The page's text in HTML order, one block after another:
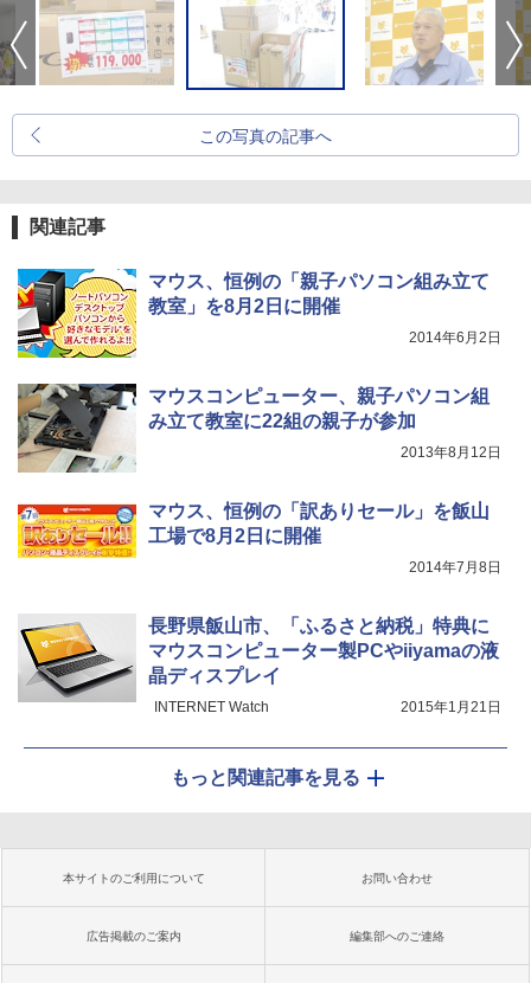
この写真の記事へ
関連記事
マウス、恒例の「親子パソコン組み立て
教室」を8月2日に開催
2014年6月2日
マウスコンピューター、親子パソコン組
み立て教室に22組の親子が参加
2013年8月12日
マウス、恒例の「訳ありセール」を飯山
工場で8月2日に開催
2014年7月8日
長野県飯山市、「ふるさと納税」特典に
マウスコンピューター製PCやiiyamaの液
晶ディスプレイ
INTERNET Watch 2015年1月21日
もっと関連記事を見る
本サイトのご利用について お問い合わせ
広告掲載のご案内 編集部へのご連絡